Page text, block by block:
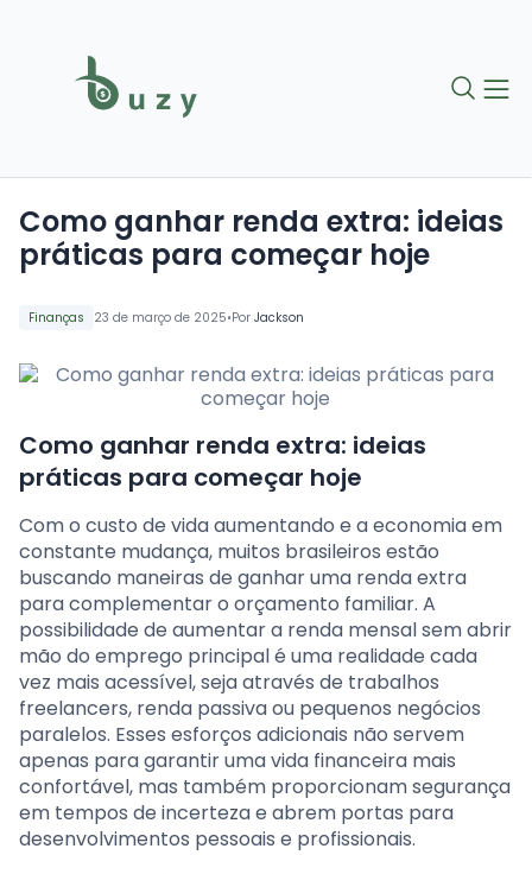
Finanças 23 de março de 2025•Por Jackson
Como ganhar renda extra: ideias
práticas para começar hoje
Como ganhar renda extra: ideias
práticas para começar hoje
Com o custo de vida aumentando e a economia em
constante mudança, muitos brasileiros estão
buscando maneiras de ganhar uma renda extra
para complementar o orçamento familiar. A
possibilidade de aumentar a renda mensal sem abrir
mão do emprego principal é uma realidade cada
vez mais acessível, seja através de trabalhos
freelancers, renda passiva ou pequenos negócios
paralelos. Esses esforços adicionais não servem
apenas para garantir uma vida financeira mais
confortável, mas também proporcionam segurança
em tempos de incerteza e abrem portas para
desenvolvimentos pessoais e profissionais.